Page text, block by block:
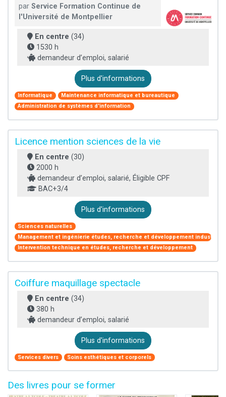
par Service Formation Continue de
l'Université de Montpellier
En centre (34)
1530 h
demandeur d’emploi, salarié
Plus d'informations
Informatique
Maintenance informatique et bureautique
Administration de systèmes d'information
Licence mention sciences de la vie
En centre (30)
2000 h
demandeur d’emploi, salarié, Éligible CPF
BAC+3/4
Plus d'informations
Sciences naturelles
Management et ingénierie études, recherche et développement industriel
Intervention technique en études, recherche et développement
Coiffure maquillage spectacle
En centre (34)
380 h
demandeur d’emploi, salarié
Plus d'informations
Services divers Soins esthétiques et corporels
Des livres pour se former